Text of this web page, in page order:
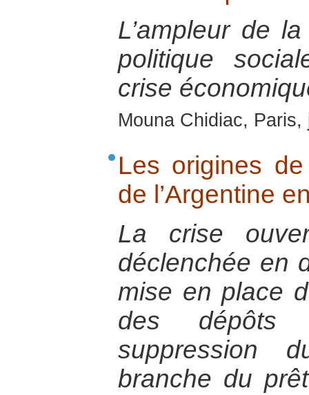
L’ampleur de
politique
crise
Mouna Chidiac, Paris,
Les origines
de l’Argentine
La crise
déclenchée en
mise en place
des dépôts
suppression
branche du